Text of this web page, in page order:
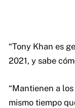
“Tony Khan es
2021, y sabe
“Mantienen a
mismo tiempo